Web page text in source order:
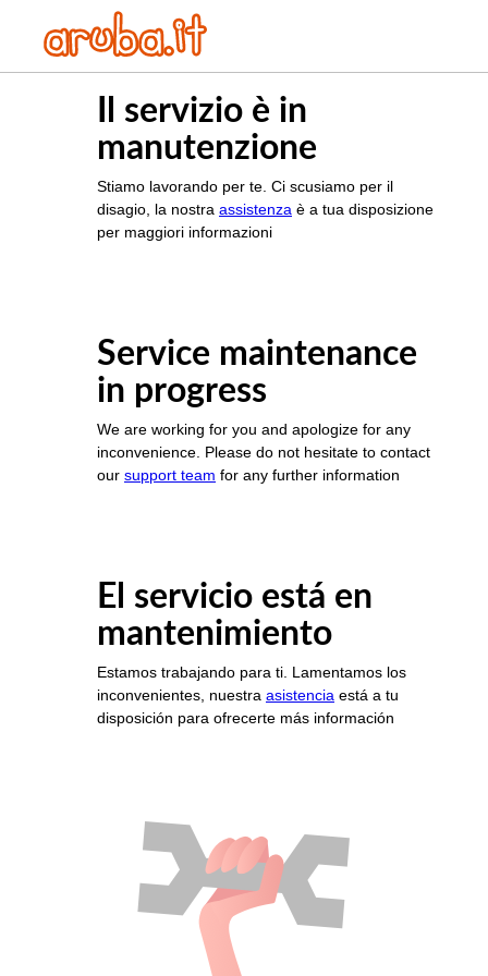
Il servizio è in
manutenzione
Stiamo lavorando per te. Ci scusiamo per il
disagio, la nostra assistenza è a tua disposizione
per maggiori informazioni
Service maintenance
in progress
We are working for you and apologize for any
inconvenience. Please do not hesitate to contact
our support team for any further information
El servicio está en
mantenimiento
Estamos trabajando para ti. Lamentamos los
inconvenientes, nuestra asistencia está a tu
disposición para ofrecerte más información